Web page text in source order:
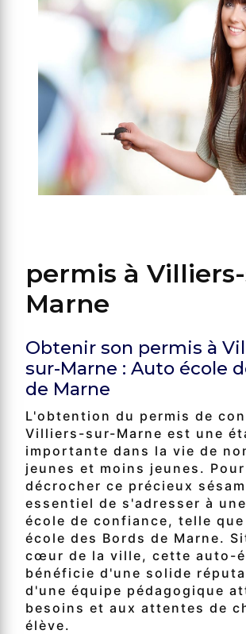
permis à
Marne
Obtenir son permis à
sur-Marne : Auto école
de Marne
L'obtention du permis de
Villiers-sur-Marne est une
importante dans la vie de
jeunes et moins jeunes.
décrocher ce précieux
essentiel de s'adresser à
école de confiance, telle
école des Bords de Marne.
cœur de la ville, cette auto-
bénéficie d'une solide
d'une équipe pédagogique
besoins et aux attentes de
élève.